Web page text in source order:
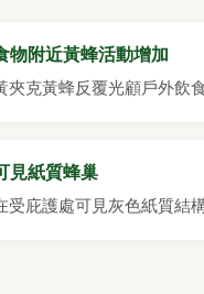
物附近黃蜂活動增加
夾克黃蜂反覆光顧戶外飲
見紙質蜂巢
受庇護處可見灰色紙質結